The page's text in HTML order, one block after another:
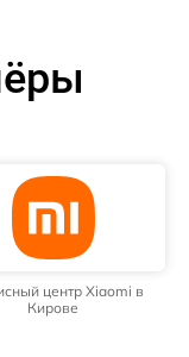
центр Xiaomi в
Кирове